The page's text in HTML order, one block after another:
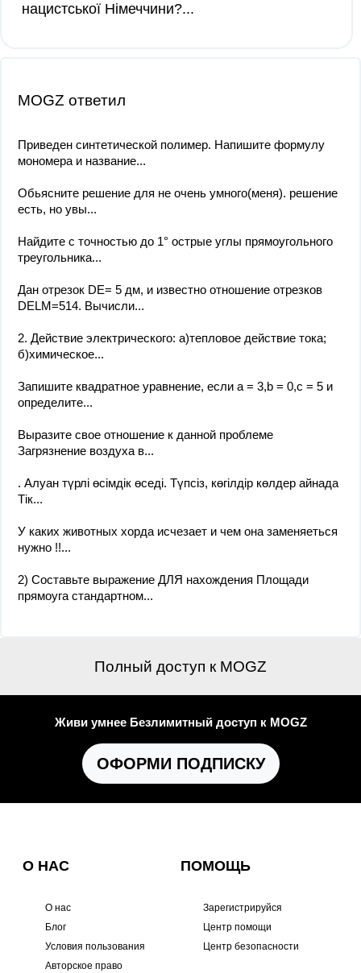
нацистської Німеччини?​...
MOGZ ответил
Приведен синтетической полимер. Напишите формулу
мономера и название...
Обьясните решение для не очень умного(меня). решение
есть, но увы...
Найдите с точностью до 1° острые углы прямоугольного
треугольника...
Дан отрезок DE= 5 дм, и известно отношение отрезков
DELM=514. Вычисли...
2. Действие электрического: а)тепловое действие тока;
б)химическое...
Запишите квадратное уравнение, если а = 3,b = 0,с = 5 и
определите...
Выразите свое отношение к данной проблеме
Загрязнение воздуха в...
. Алуан түрлі өсімдік өседі. Түпсіз, көгілдір көлдер айнада
Тік...
У каких животных хорда исчезает и чем она заменяеться
нужно !!...
2) Составьте выражение ДЛЯ нахождения Площади
прямоуга стандартном...
Полный доступ к MOGZ
Живи умнее Безлимитный доступ к MOGZ
ОФОРМИ ПОДПИСКУ
О НАС
О нас
Блог
Условия пользования
Авторское право
ПОМОЩЬ
Зарегистрируйся
Центр помощи
Центр безопасности